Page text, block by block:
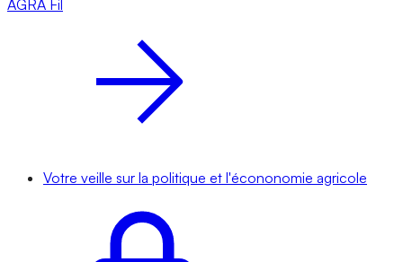
AGRA Fil
Votre veille sur la politique et l'écononomie agricole